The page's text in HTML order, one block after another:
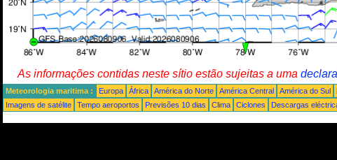
As informações contidas neste sítio estão sujeitas a uma
Meteorologia maritima : Europa África América do Norte América Central América do Sul
Imagens de satélite
Tempo aeroportos Previsões 10 dias Clima Ciclones Descargas